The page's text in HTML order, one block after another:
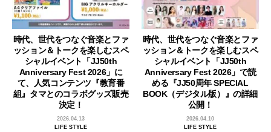
時代、世代をつなぐ音楽とファ
ッション＆トークを楽しむスペ
シャルイベント「JJ50th
Anniversary Fest 2026」に
て、人気コンテンツ『教育番
組』タマとのコラボグッズ販売
決定！
2026.04.13
LIFE STYLE
時代、世代をつなぐ音楽とファ
ッション＆トークを楽しむスペ
シャルイベント「JJ50th
Anniversary Fest 2026」で読
める『JJ50周年 SPECIAL
BOOK（デジタル版）』の詳細
公開！
2026.04.10
LIFE STYLE